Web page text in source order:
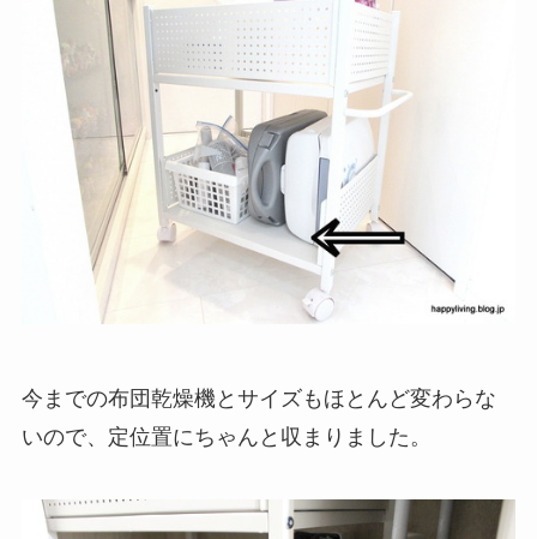
今までの布団乾燥機とサイズもほとんど変わらな
いので、定位置にちゃんと収まりました。